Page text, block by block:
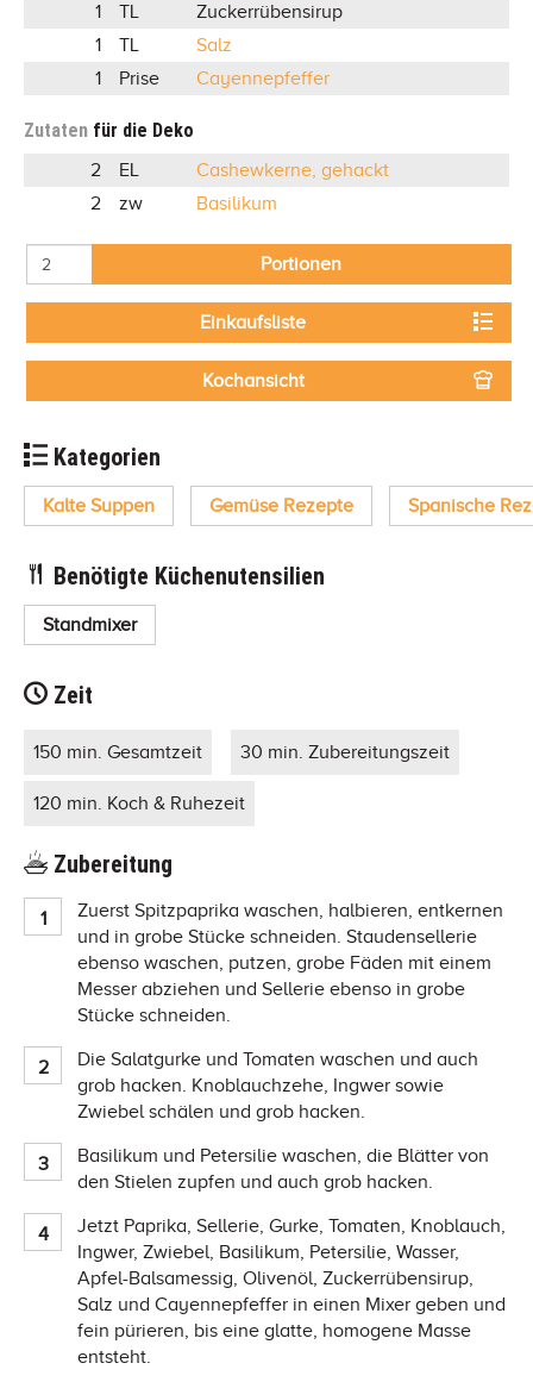
1
TL
Zuckerrübensirup
1
TL
Salz
1
Prise Cayennepfeffer
Zutaten für die Deko
2 EL
Cashewkerne, gehackt
2
zw Basilikum
Portionen
Einkaufsliste
Kochansicht
Kategorien
Kalte Suppen Gemüse Rezepte Spanische
Benötigte Küchenutensilien
Standmixer
Zeit
150 min. Gesamtzeit 30 min. Zubereitungszeit
120 min. Koch & Ruhezeit
Zubereitung
Zuerst Spitzpaprika waschen, halbieren, entkernen
und in grobe Stücke schneiden. Staudensellerie
ebenso waschen, putzen, grobe Fäden mit einem
Messer abziehen und Sellerie ebenso in grobe
Stücke schneiden.
Die Salatgurke und Tomaten waschen und auch
grob hacken. Knoblauchzehe, Ingwer sowie
Zwiebel schälen und grob hacken.
Basilikum und Petersilie waschen, die Blätter von
den Stielen zupfen und auch grob hacken.
Jetzt Paprika, Sellerie, Gurke, Tomaten, Knoblauch,
Ingwer, Zwiebel, Basilikum, Petersilie, Wasser,
Apfel-Balsamessig, Olivenöl, Zuckerrübensirup,
Salz und Cayennepfeffer in einen Mixer geben und
fein pürieren, bis eine glatte, homogene Masse
entsteht.